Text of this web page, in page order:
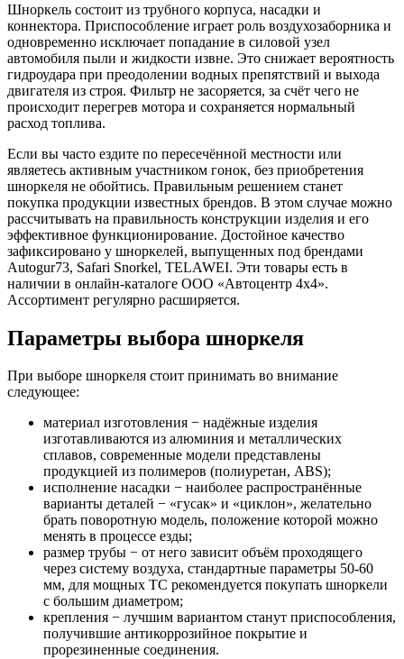
Шноркель состоит из трубного корпуса, насадки и
коннектора. Приспособление играет роль воздухозаборника и
одновременно исключает попадание в силовой узел
автомобиля пыли и жидкости извне. Это снижает вероятность
гидроудара при преодолении водных препятствий и выхода
двигателя из строя. Фильтр не засоряется, за счёт чего не
происходит перегрев мотора и сохраняется нормальный
расход топлива.
Если вы часто ездите по пересечённой местности или
являетесь активным участником гонок, без приобретения
шноркеля не обойтись. Правильным решением станет
покупка продукции известных брендов. В этом случае можно
рассчитывать на правильность конструкции изделия и его
эффективное функционирование. Достойное качество
зафиксировано у шноркелей, выпущенных под брендами
Autogur73, Safari Snorkel, TELAWEI. Эти товары есть в
наличии в онлайн-каталоге ООО «Автоцентр 4х4».
Ассортимент регулярно расширяется.
Параметры выбора шноркеля
При выборе шноркеля стоит принимать во внимание
следующее:
материал изготовления − надёжные изделия
изготавливаются из алюминия и металлических
сплавов, современные модели представлены
продукцией из полимеров (полиуретан, ABS);
исполнение насадки − наиболее распространённые
варианты деталей − «гусак» и «циклон», желательно
брать поворотную модель, положение которой можно
менять в процессе езды;
размер трубы − от него зависит объём проходящего
через систему воздуха, стандартные параметры 50-60
мм, для мощных ТС рекомендуется покупать шноркели
с большим диаметром;
крепления − лучшим вариантом станут приспособления,
получившие антикоррозийное покрытие и
прорезиненные соединения.